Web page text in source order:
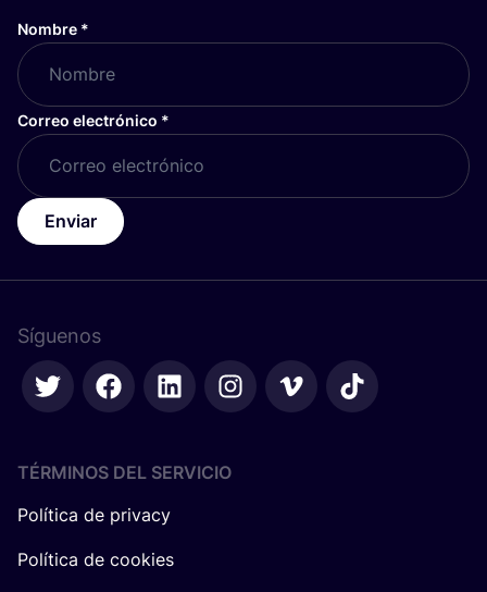
Nombre *
Correo electrónico *
Enviar
Síguenos
TÉRMINOS DEL SERVICIO
Política de privacy
Política de cookies